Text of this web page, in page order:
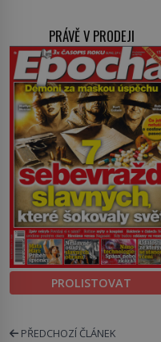
PRÁVĚ V PRODEJI
PROLISTOVAT
PŘEDCHOZÍ ČLÁNEK